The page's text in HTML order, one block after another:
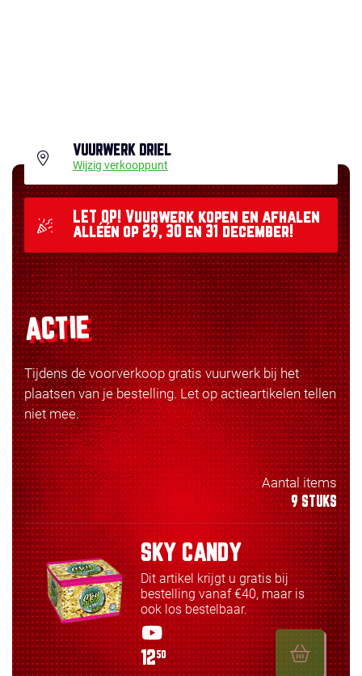
VUURWERK DRIEL
Wijzig verkooppunt
LET OP! Vuurwerk kopen en afhalen
alléén op 29, 30 en 31 december!
ACTIE
Tijdens de voorverkoop gratis vuurwerk bij het
plaatsen van je bestelling. Let op actieartikelen tellen
niet mee.
Aantal items
9 STUKS
SKY CANDY
Dit artikel krijgt u gratis bij
bestelling vanaf €40, maar is
ook los bestelbaar.
1250